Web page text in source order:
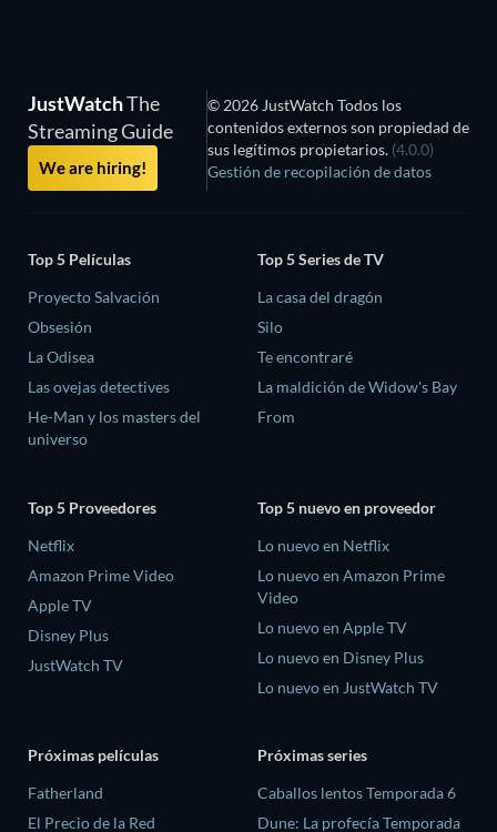
JustWatchThe
Streaming Guide
We are hiring!
© 2026 JustWatch Todos los
contenidos externos son propiedad de
sus legítimos propietarios. (4.0.0)
Gestión de recopilación de datos
Top 5 Películas
Proyecto Salvación
Obsesión
La Odisea
Las ovejas detectives
He-Man y los masters del
universo
Top 5 Series de TV
La casa del dragón
Silo
Te encontraré
La maldición de Widow's Bay
From
Top 5 Proveedores
Netflix
Amazon Prime Video
Apple TV
Disney Plus
JustWatch TV
Top 5 nuevo en proveedor
Lo nuevo en Netflix
Lo nuevo en Amazon Prime
Video
Lo nuevo en Apple TV
Lo nuevo en Disney Plus
Lo nuevo en JustWatch TV
Próximas películas
Fatherland
El Precio de la Red
Próximas series
Caballos lentos Temporada 6
Dune: La profecía Temporada